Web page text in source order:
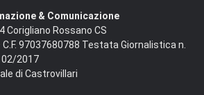
& Comunicazione
Corigliano Rossano CS
C.F. 97037680788 Testata Giornalistica n.
02/2017
di Castrovillari